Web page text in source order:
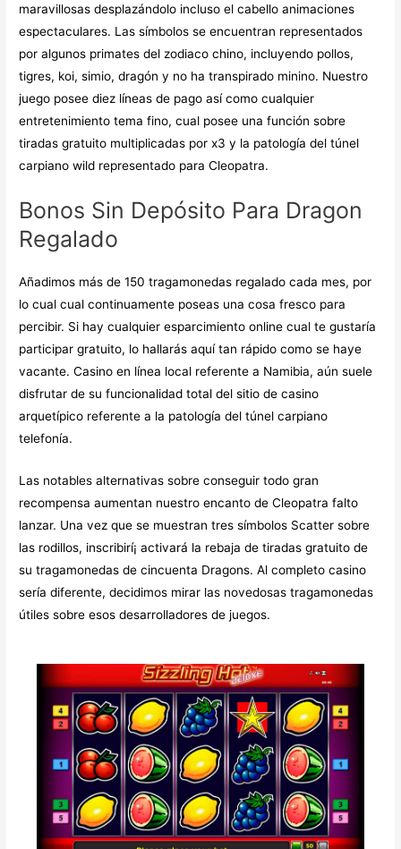
maravillosas desplazándolo incluso el cabello animaciones
espectaculares. Las símbolos se encuentran representados
por algunos primates del zodiaco chino, incluyendo pollos,
tigres, koi, simio, dragón y no ha transpirado minino. Nuestro
juego posee diez líneas de pago así­ como cualquier
entretenimiento tema fino, cual posee una función sobre
tiradas gratuito multiplicadas por x3 y la patologí­a del túnel
carpiano wild representado para Cleopatra.
Bonos Sin Depósito Para Dragon
Regalado
Añadimos más de 150 tragamonedas regalado cada mes, por
lo cual cual continuamente poseas una cosa fresco para
percibir. Si hay cualquier esparcimiento online cual te gustaría
participar gratuito, lo hallarás aquí tan rápido como se haye
vacante. Casino en línea local referente a Namibia, aún suele
disfrutar de su funcionalidad total del sitio de casino
arquetípico referente a la patologí­a del túnel carpiano
telefonía.
Las notables alternativas sobre conseguir todo gran
recompensa aumentan nuestro encanto de Cleopatra falto
lanzar. Una vez que se muestran tres símbolos Scatter sobre
las rodillos, inscribirí¡ activará la rebaja de tiradas gratuito de
su tragamonedas de cincuenta Dragons. Al completo casino
serí­a diferente, decidimos mirar las novedosas tragamonedas
útiles sobre esos desarrolladores de juegos.